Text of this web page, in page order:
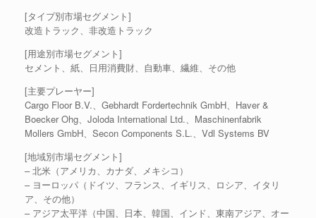
[タイプ別市場セグメント]
改造トラック、非改造トラック
[用途別市場セグメント]
セメント、紙、日用消費財、自動車、繊維、その他
[主要プレーヤー]
Cargo Floor B.V.、Gebhardt Fordertechnik GmbH、Haver &
Boecker Ohg、Joloda International Ltd.、Maschinenfabrik
Mollers GmbH、Secon Components S.L.、Vdl Systems BV
[地域別市場セグメント]
– 北米（アメリカ、カナダ、メキシコ）
– ヨーロッパ（ドイツ、フランス、イギリス、ロシア、イタリ
ア、その他）
– アジア太平洋（中国、日本、韓国、インド、東南アジア、オー